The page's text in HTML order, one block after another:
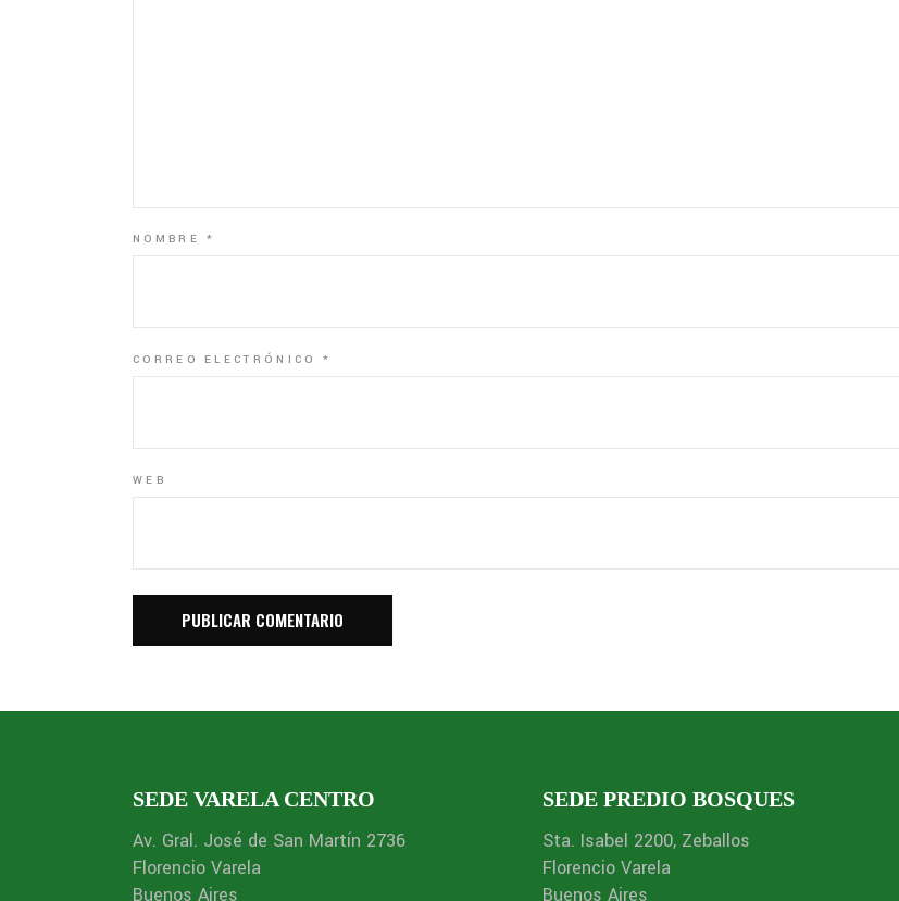
NOMBRE*
CORREO ELECTRÓNICO *
WEB
SEDE VARELA CENTRO
Av. Gral. José de San Martín 2736
Florencio Varela
Buenos Aires
SEDE PREDIO BOSQUES
Sta. Isabel 2200, Zeballos
Florencio Varela
Buenos Aires